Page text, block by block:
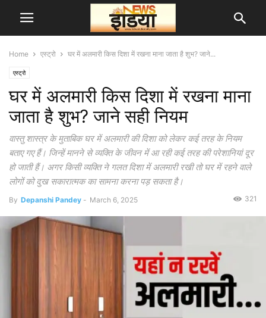
Home एस्ट्रो घर में अलमारी किस दिशा में रखना माना जाता है शुभ? जाने...
एस्ट्रो
घर में अलमारी किस दिशा में रखना माना
जाता है शुभ? जाने सही नियम
वास्तु शास्त्र के मुताबिक घर में अलमारी की दिशा को लेकर कई तरह के नियम
बताए गए हैं। जिन्हें मानने से व्यक्ति के जीवन में आ रही कई तरह की परेशानियां दूर
हो जाती हैं। अगर किसी व्यक्ति ने गलत दिशा में अलमारी रखी तो घर में रहने वाले
लोगों को दुख सकारात्मक का सामना करना पड़ सकता है।
By Depanshi Pandey - March 6, 2025 321